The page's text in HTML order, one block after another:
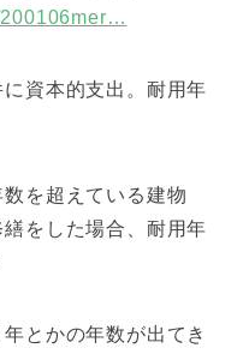
資本的支出。耐用年
を超えている建物
をした場合、耐用年
とかの年数が出てき